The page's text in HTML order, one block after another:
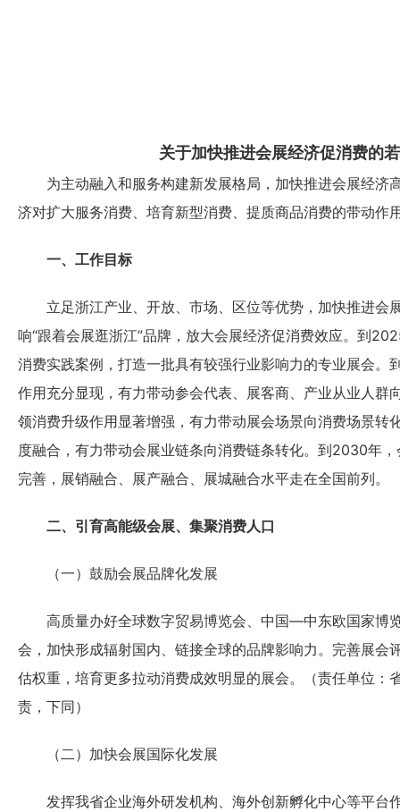
关于加快推进会展经济促消费的
为主动融入和服务构建新发展格局，加快推进会展经济
济对扩大服务消费、培育新型消费、提质商品消费的带动作
一、工作目标
立足浙江产业、开放、市场、区位等优势，加快推进会
响“跟着会展逛浙江”品牌，放大会展经济促消费效应。到
消费实践案例，打造一批具有较强行业影响力的专业展会。
作用充分显现，有力带动参会代表、展客商、产业从业人群
领消费升级作用显著增强，有力带动展会场景向消费场景转
度融合，有力带动会展业链条向消费链条转化。到2030年
完善，展销融合、展产融合、展城融合水平走在全国前列。
二、引育高能级会展、集聚消费人口
（一）鼓励会展品牌化发展
高质量办好全球数字贸易博览会、中国—中东欧国家博
会，加快形成辐射国内、链接全球的品牌影响力。完善展会
估权重，培育更多拉动消费成效明显的展会。（责任单位：
责，下同）
（二）加快会展国际化发展
发挥我省企业海外研发机构、海外创新孵化中心等平台